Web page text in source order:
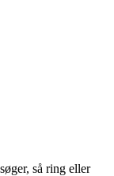
så ring eller